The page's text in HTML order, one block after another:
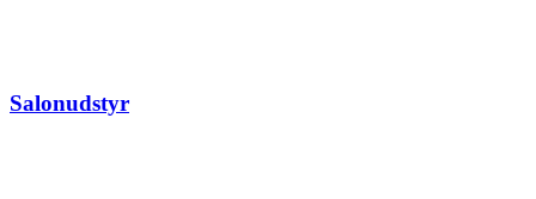
Salonudstyr